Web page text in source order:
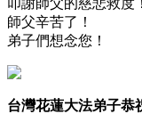
師父辛苦了！
弟子們想念您！
台灣花蓮大法弟子恭